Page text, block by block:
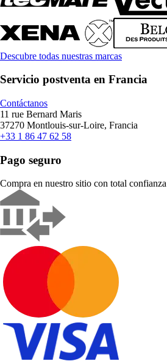
Descubre todas nuestras marcas
Servicio postventa en Francia
Contáctanos
11 rue Bernard Maris
37270 Montlouis-sur-Loire, Francia
+33 1 86 47 62 58
Pago seguro
Compra en nuestro sitio con total confianza